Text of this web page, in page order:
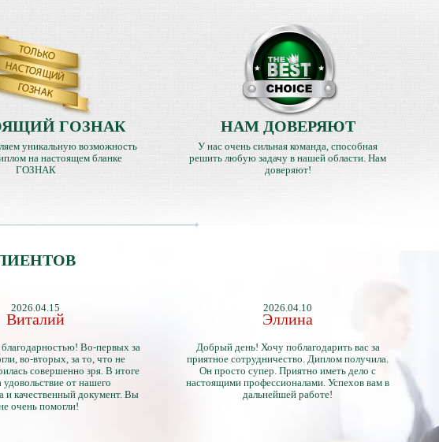
ГОЗНАК
уникальную возможность
на настоящем бланке
ГОЗНАК
НАМ ДОВЕРЯЮТ
У нас очень сильная команда, способная
решить любую задачу в нашей области. Нам
доверяют!
2026.04.15
Виталий
Во-первых за
во-вторых, за то, что не
совершенно зря. В итоге
удовольствие от нашего
и качественный документ. Вы
очень помогли!
2026.04.10
Эллина
Добрый день! Хочу поблагодарить вас за
приятное сотрудничество. Диплом получила.
Он просто супер. Приятно иметь дело с
настоящими профессионалами. Успехов вам в
дальнейшей работе!